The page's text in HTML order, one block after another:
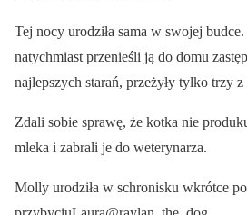
Tej nocy urodziła sama w swojej
natychmiast przenieśli ją do domu
najlepszych starań, przeżyły tylko trzy
Zdali sobie sprawę, że kotka nie
mleka i zabrali je do weterynarza.
Molly urodziła w schronisku wkrótce po